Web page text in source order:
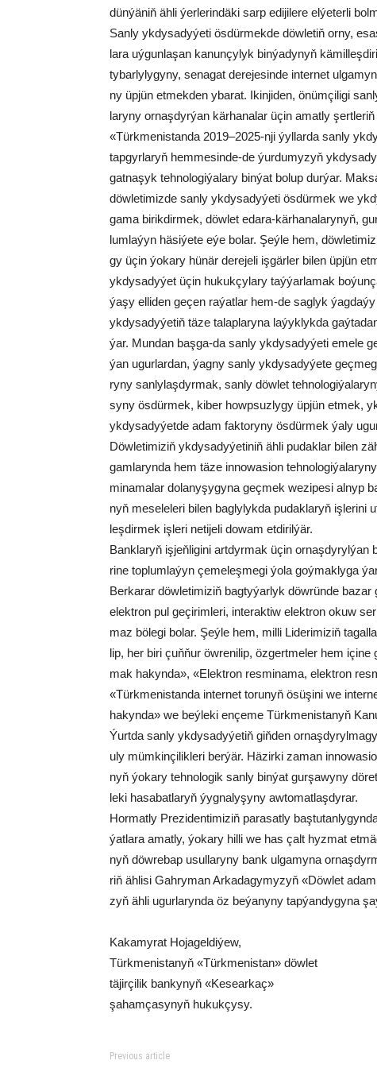
dün­ýä­niň äh­li ýer­le­rin­dä­ki sarp edi­ji­le­re el­ýe­ter­li
San­ly yk­dy­sa­dy­ýe­ti ös­dür­mek­de döw­le­tiň or­ny,
la­ra uý­gun­la­şan ka­nun­çy­lyk bin­ýa­dy­nyň
ty­bar­ly­ly­gy­ny, se­na­gat de­re­je­sin­de in­ter­net
ny üp­jün et­mek­den yba­rat. Ikin­ji­den, önüm­çi­li­gi
la­ry­ny or­naş­dyr­ýan kär­ha­na­lar üçin amat­ly
«Türk­me­nis­tan­da 2019–2025-nji ýyl­lar­da san­ly
tap­gyr­la­ryň hem­me­sin­de-de ýur­du­my­zyň
gat­na­şyk teh­no­lo­gi­ýa­la­ry bin­ýat bo­lup dur­ýar.
döw­le­ti­miz­de san­ly yk­dy­sa­dy­ýe­ti ös­dür­mek we
ga­ma bi­rik­dir­mek, döw­let eda­ra-kär­ha­na­la­ry­nyň,
lum­la­ýyn hä­si­ýe­te eýe bo­lar. Şeý­le hem,
gy üçin ýo­ka­ry hü­när de­re­je­li iş­gär­ler bi­len üp­jün
yk­dy­sa­dy­ýet üçin hu­kuk­çy­la­ry taý­ýar­la­mak
ýa­şy elliden ge­çen ra­ýat­lar hem-de sag­lyk
yk­dy­sa­dy­ýe­tiň tä­ze ta­lap­la­ry­na la­ýyk­lyk­da
ýar. Mun­dan baş­ga-da san­ly yk­dy­sa­dy­ýe­ti eme­le
ýan ugur­lar­dan, ýag­ny san­ly ykdy­sa­dy­ýe­te
ry­ny san­ly­laş­dyr­mak, san­ly döw­let
sy­ny ös­dür­mek, ki­ber howp­suz­ly­gy üp­jün et­mek,
yk­dy­sa­dy­ýet­de adam fak­to­ry­ny ös­dür­mek­ ýaly
Döw­le­ti­mi­ziň yk­dy­sa­dy­ýe­ti­niň äh­li pu­dak­lar bi­len
gam­la­ryn­da hem tä­ze in­no­wa­si­on
mi­na­ma­lar do­lany­şy­gy­na geç­mek we­zi­pe­si al­nyp
nyň me­se­le­le­ri bi­len bag­ly­lyk­da pu­dak­la­ryň
leş­dir­mek iş­le­ri ne­ti­je­li do­wam et­di­ril­ýär.
Bank­la­ryň iş­jeň­li­gi­ni art­dyr­mak üçin
ri­ne top­lum­la­ýyn çe­me­leş­me­gi ýo­la goý­mak­ly­ga
Ber­ka­rar döw­le­ti­mi­ziň bag­ty­ýar­lyk döw­rün­de
elekt­ron pul ge­çi­rim­le­ri, in­te­rak­tiw elekt­ron okuw
maz bö­le­gi bo­lar. Şeý­le hem, mil­li Li­de­ri­mi­ziň
lip, her bi­ri çuň­ňur öw­re­ni­lip, öz­gert­me­ler hem
mak ha­kyn­da», «Elekt­ron res­mi­na­ma, elekt­ron
«Türk­me­nis­tan­da in­ter­net to­ru­nyň ösü­şi­ni we
ha­kyn­da» we beý­le­ki en­çe­me Türk­me­nis­ta­nyň
Ýurt­da san­ly yk­dy­sa­dy­ýe­tiň giň­den
uly müm­kin­çi­lik­le­ri ber­ýär. Hä­zir­ki za­man
nyň ýo­ka­ry teh­no­lo­gik san­ly bin­ýat gur­şa­wy­ny
le­ki ha­sa­bat­la­ryň ýyg­nal­yşy­ny aw­to­mat­laş­dy­rar.
Hor­mat­ly Pre­zi­den­ti­mi­ziň pa­ra­sat­ly
ýat­la­ra amat­ly, ýo­ka­ry hil­li we has çalt hyz­mat
nyň döw­re­bap usul­la­ry­ny bank ul­ga­my­na
riň äh­li­si Gah­ry­man Ar­ka­da­gy­my­zyň «Döw­let
zyň äh­li ugur­la­ryn­da öz be­ýa­ny­ny tap­ýan­dy­gy­na
Ka­ka­my­rat Ho­ja­gel­di­ýew,
Türk­me­nis­ta­nyň «Türk­me­nis­tan» döw­let
tä­jir­çi­lik ban­ky­nyň «Ke­se­ar­kaç»
şa­ham­ça­sy­nyň hu­kuk­çy­sy.
Previous article